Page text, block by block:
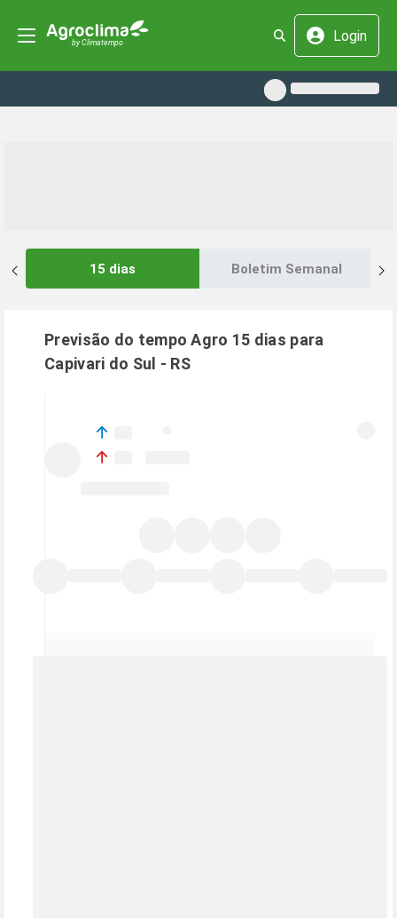
Login
15 dias Boletim Semanal
Previsão do tempo Agro 15 dias para
Capivari do Sul - RS